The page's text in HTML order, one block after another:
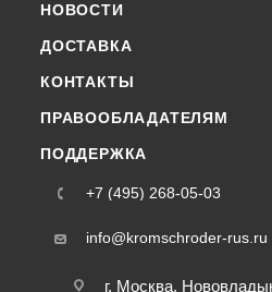
НОВОСТИ
ДОСТАВКА
КОНТАКТЫ
ПРАВООБЛАДАТЕЛЯМ
ПОДДЕРЖКА
+7 (495) 268-05-03
info@kromschroder-rus.ru
г. Москва,